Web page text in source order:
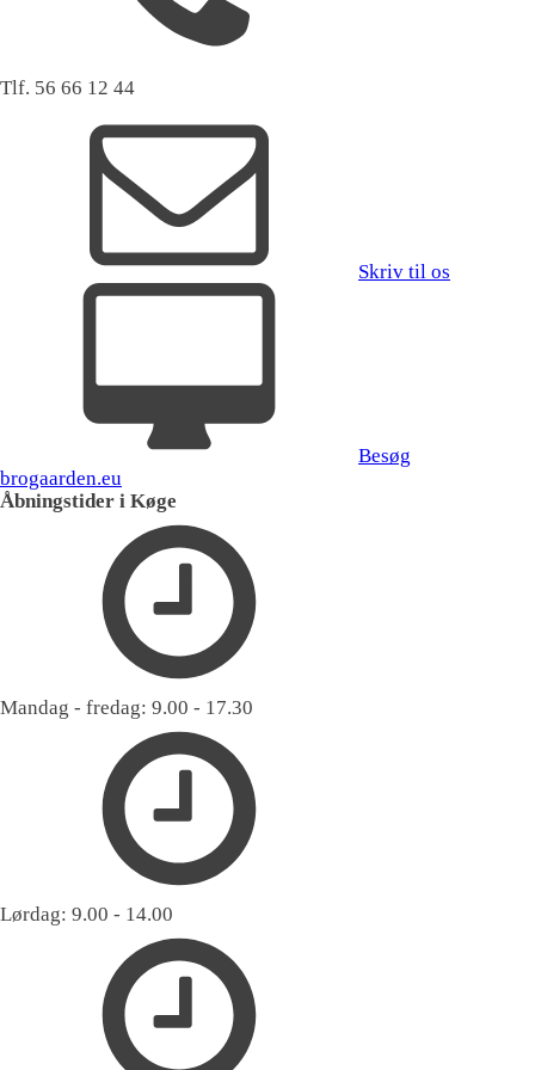
Tlf. 56 66 12 44
Skriv til os
Besøg
brogaarden.eu
Åbningstider i Køge
Mandag - fredag: 9.00 - 17.30
Lørdag: 9.00 - 14.00